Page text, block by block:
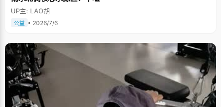
UP主: LAO胡
公益 • 2026/7/6